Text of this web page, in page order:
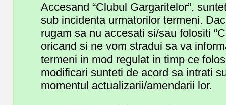
Accesand “Clubul Gargaritelor”,
sub incidenta urmatorilor termeni.
rugam sa nu accesati si/sau folositi
oricand si ne vom stradui sa va
termeni in mod regulat in timp ce
modificari sunteti de acord sa intrati
momentul actualizarii/amendarii lor.